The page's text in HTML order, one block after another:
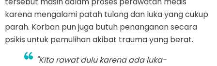
karena mengalami patah tulang dan luka yang cukup
parah. Korban pun juga butuh penanganan secara
psikis untuk pemulihan akibat trauma yang berat.
"Kita rawat dulu karena ada luka-